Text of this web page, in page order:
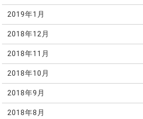
2019年1月
2018年12月
2018年11月
2018年10月
2018年9月
2018年8月